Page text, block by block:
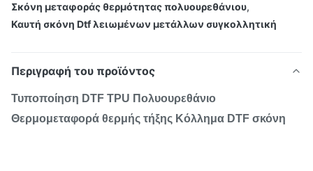
Σκόνη μεταφοράς θερμότητας πολυουρεθάνιου,
Καυτή σκόνη Dtf λειωμένων μετάλλων συγκολλητική
Περιγραφή του προϊόντος
Τυποποίηση DTF TPU Πολυουρεθάνιο
Θερμομεταφορά θερμής τήξης Κόλλημα DTF σκόνη